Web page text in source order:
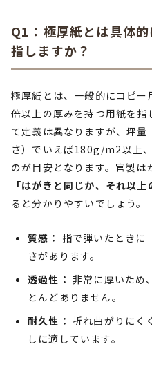
Q1：極厚紙とは具体
指しますか？
極厚紙とは、一般的にコピ
倍以上の厚みを持つ用紙を指
て定義は異なりますが、坪
さ）でいえば180g/m2以上
のが目安となります。官製は
「はがきと同じか、それ以上
ると分かりやすいでしょう。
質感： 指で弾いたときに
さがあります。
透過性： 非常に厚いため
とんどありません。
耐久性： 折れ曲がりにく
しに適しています。